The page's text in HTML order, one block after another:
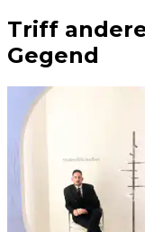
Triff
Gegend